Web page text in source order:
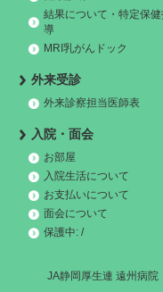
結果について・特定保
導
MRI乳がんドック
外来受診
外来診察担当医師表
入院・面会
お部屋
入院生活について
お支払いについて
面会について
保護中: /
JA静岡厚生連 遠州病